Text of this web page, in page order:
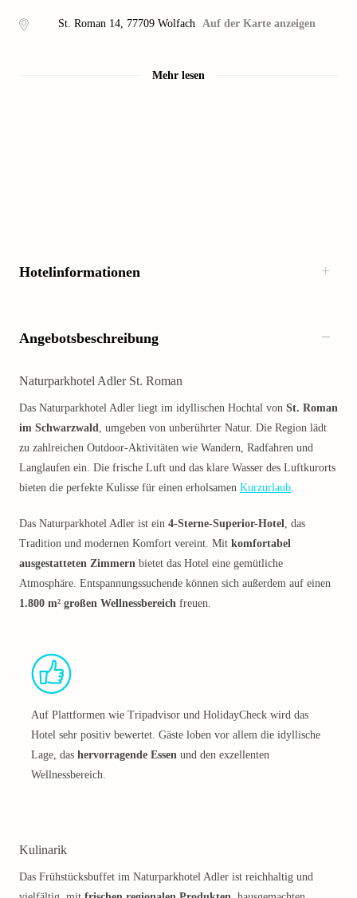
St. Roman 14, 77709 Wolfach Auf der Karte anzeigen
Mehr lesen
Hotelinformationen
Angebotsbeschreibung
Naturparkhotel Adler St. Roman
Das Naturparkhotel Adler liegt im idyllischen Hochtal von St. Roman
im Schwarzwald, umgeben von unberührter Natur. Die Region lädt
zu zahlreichen Outdoor-Aktivitäten wie Wandern, Radfahren und
Langlaufen ein. Die frische Luft und das klare Wasser des Luftkurorts
bieten die perfekte Kulisse für einen erholsamen Kurzurlaub.
Das Naturparkhotel Adler ist ein 4-Sterne-Superior-Hotel, das
Tradition und modernen Komfort vereint. Mit komfortabel
ausgestatteten Zimmern bietet das Hotel eine gemütliche
Atmosphäre. Entspannungssuchende können sich außerdem auf einen
1.800 m² großen Wellnessbereich freuen.
Auf Plattformen wie Tripadvisor und HolidayCheck wird das
Hotel sehr positiv bewertet. Gäste loben vor allem die idyllische
Lage, das hervorragende Essen und den exzellenten
Wellnessbereich.
Kulinarik
Das Frühstücksbuffet im Naturparkhotel Adler ist reichhaltig und